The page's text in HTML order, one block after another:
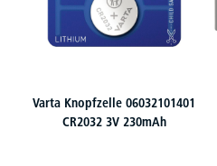
Varta Knopfzelle 06032101401
CR2032 3V 230mAh